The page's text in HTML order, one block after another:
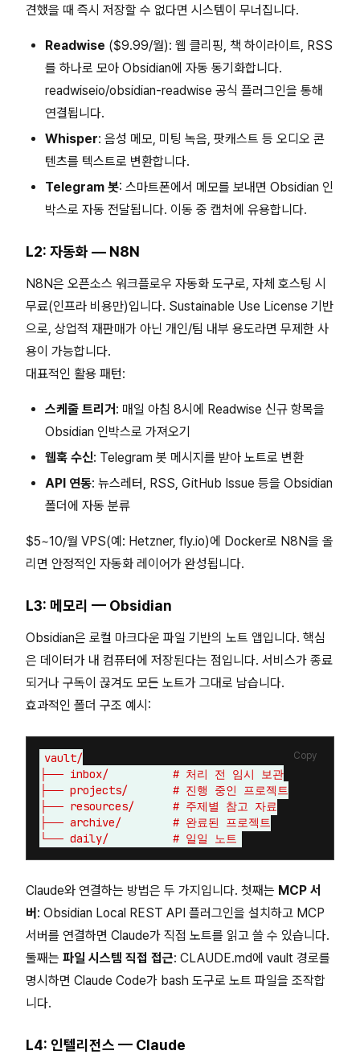
견했을 때 즉시 저장할 수 없다면 시스템이 무너집니다.
Readwise ($9.99/월): 웹 클리핑, 책 하이라이트, RSS
를 하나로 모아 Obsidian에 자동 동기화합니다.
readwiseio/obsidian-readwise 공식 플러그인을 통해
연결됩니다.
Whisper: 음성 메모, 미팅 녹음, 팟캐스트 등 오디오 콘
텐츠를 텍스트로 변환합니다.
Telegram 봇: 스마트폰에서 메모를 보내면 Obsidian 인
박스로 자동 전달됩니다. 이동 중 캡처에 유용합니다.
L2: 자동화 — N8N
N8N은 오픈소스 워크플로우 자동화 도구로, 자체 호스팅 시
무료(인프라 비용만)입니다. Sustainable Use License 기반
으로, 상업적 재판매가 아닌 개인/팀 내부 용도라면 무제한 사
용이 가능합니다.
대표적인 활용 패턴:
스케줄 트리거 : 매일 아침 8시에 Readwise 신규 항목을
Obsidian 인박스로 가져오기
웹훅 수신: Telegram 봇 메시지를 받아 노트로 변환
API 연동: 뉴스레터, RSS, GitHub Issue 등을 Obsidian
폴더에 자동 분류
$5~10/월 VPS(예: Hetzner, fly.io)에 Docker로 N8N을 올
리면 안정적인 자동화 레이어가 완성됩니다.
L3: 메모리 — Obsidian
Obsidian은 로컬 마크다운 파일 기반의 노트 앱입니다. 핵심
은 데이터가 내 컴퓨터에 저장된다는 점입니다. 서비스가 종료
되거나 구독이 끊겨도 모든 노트가 그대로 남습니다.
효과적인 폴더 구조 예시:
vault/
├── inbox/          # 처리 전 임시 보관
├── projects/       # 진행 중인 프로젝트
├── resources/      # 주제별 참고 자료
├── archive/        # 완료된 프로젝트
Copy
Claude와 연결하는 방법은 두 가지입니다. 첫째는 MCP 서
버 : Obsidian Local REST API 플러그인을 설치하고 MCP
서버를 연결하면 Claude가 직접 노트를 읽고 쓸 수 있습니다.
둘째는 파일 시스템 직접 접근: CLAUDE.md에 vault 경로를
명시하면 Claude Code가 bash 도구로 노트 파일을 조작합
니다.
L4: 인텔리전스 — Claude